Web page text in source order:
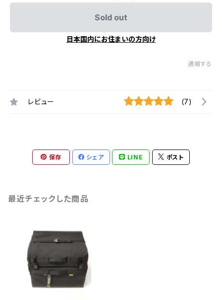
Sold out
日本国内にお住まいの方向け
通報する
レビュー (7)
保存 シェア LINE ポスト
最近チェックした商品